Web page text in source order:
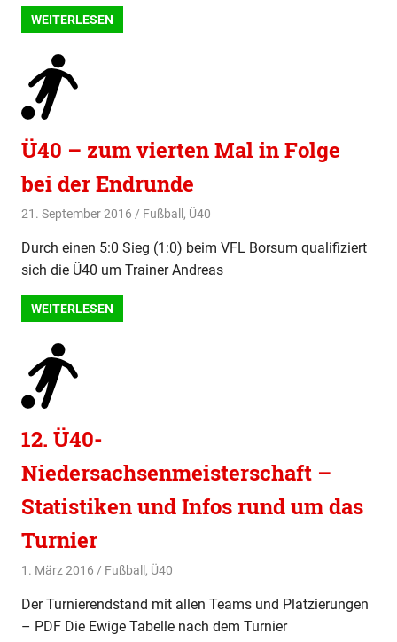
WEITERLESEN
Ü40 – zum vierten Mal in Folge
bei der Endrunde
21. September 2016 svladmin
Fußball , Ü40
Durch einen 5:0 Sieg (1:0) beim VFL Borsum qualifiziert
sich die Ü40 um Trainer Andreas
WEITERLESEN
12. Ü40-
Niedersachsenmeisterschaft –
Statistiken und Infos rund um das
Turnier
1. März 2016 svladmin
Fußball , Ü40
Der Turnierendstand mit allen Teams und Platzierungen
– PDF Die Ewige Tabelle nach dem Turnier